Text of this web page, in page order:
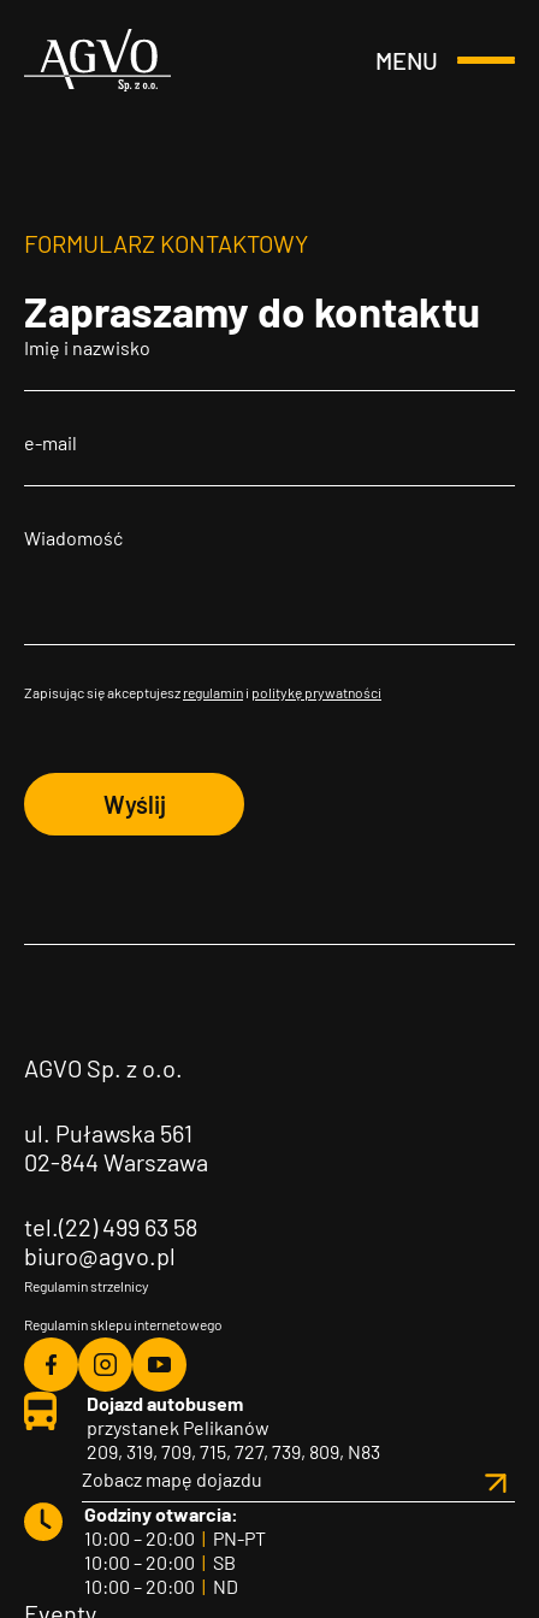
Header
MENU
Otwórz
FORMULARZ KONTAKTOWY
Zapraszamy do kontaktu
Zapisując się akceptujesz regulamin i politykę prywatności
Wyślij
AGVO Sp. z o.o.
ul. Puławska 561
02-844 Warszawa
tel.(22) 499 63 58
biuro@agvo.pl
Regulamin strzelnicy
Regulamin sklepu internetowego
Agvo
Facebook
Agvo
Instagram
Agvo
YouTube
Dojazd autobusem
przystanek Pelikanów
209, 319, 709, 715, 727, 739, 809, N83
Zobacz mapę dojazdu
Godziny otwarcia:
10:00 – 20:00 | PN-PT
10:00 – 20:00 | SB
10:00 – 20:00 | ND